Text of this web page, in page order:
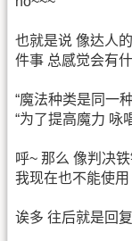
也就是说 像达人
件事 总感觉会有
“魔法种类是同一
“为了提高魔力 咏
呼~ 那么 像判决
我现在也不能使
诶多 往后就是回